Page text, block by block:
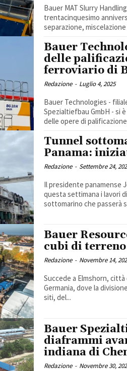
Bauer MAT Slurry
trentacinquesimo
separazione,
Bauer
delle
ferroviario di
Redazione - Luglio 4, 2025
Bauer Technologies -
Spezialtiefbau GmbH - si
delle opere di
Tunnel
Panama:
Redazione - Settembre 24,
Il presidente panamense
questa settimana i lavori
sottomarino che passerà
Bauer
cubi di
Redazione - Novembre 14,
Succede a Elmshorn,
Germania, dove la
siti, del...
Bauer
diaframmi
indiana di
Redazione - Novembre 30,